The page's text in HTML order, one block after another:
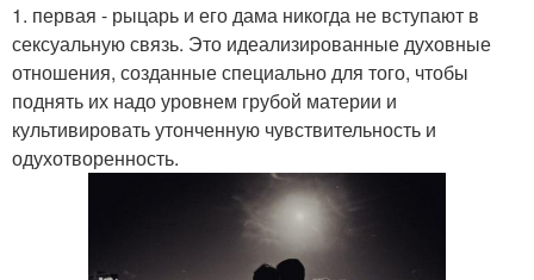
1. первая - рыцарь и его дама никогда не вступают в
сексуальную связь. Это идеализированные духовные
отношения, созданные специально для того, чтобы
поднять их надо уровнем грубой материи и
культивировать утонченную чувствительность и
одухотворенность.